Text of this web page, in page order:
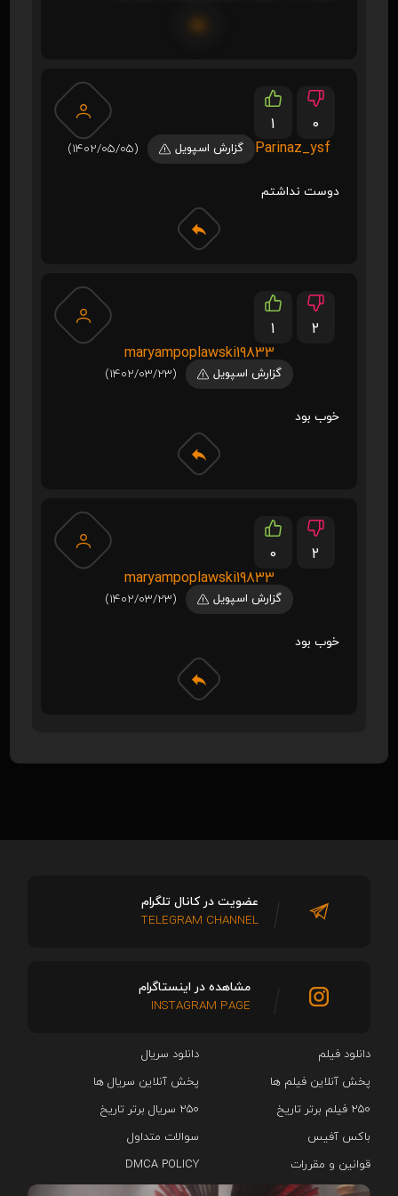
1
0
Parinaz_ysf
گزارش اسپویل (1402/05/05)
دوست نداشتم
1
2
maryampoplawski19833
گزارش اسپویل (1402/03/23)
خوب بود
0
2
maryampoplawski19833
گزارش اسپویل (1402/03/23)
خوب بود
دانلود فیلم
دانلود سریال‌
پخش آنلاین فیلم ها
پخش آنلاین سریال ها
۲۵۰ فیلم برتر تاریخ
۲۵۰ سریال برتر تاریخ
باکس آفیس
سوالات متداول
قوانین و مقررات
DMCA POLICY
عضویت در کانال تلگرام
TELEGRAM CHANNEL
مشاهده در اینستاگرام
INSTAGRAM PAGE